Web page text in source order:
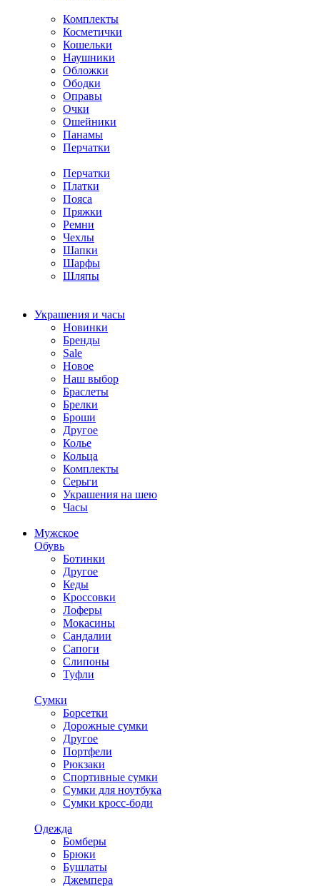
Комплекты
Косметички
Кошельки
Наушники
Обложки
Ободки
Оправы
Очки
Ошейники
Панамы
Перчатки
Перчатки
Платки
Пояса
Пряжки
Ремни
Чехлы
Шапки
Шарфы
Шляпы
Украшения и часы
Новинки
Бренды
Sale
Новое
Наш выбор
Браслеты
Брелки
Броши
Другое
Колье
Кольца
Комплекты
Серьги
Украшения на шею
Часы
Мужское
Обувь
Ботинки
Другое
Кеды
Кроссовки
Лоферы
Мокасины
Сандалии
Сапоги
Слипоны
Туфли
Сумки
Борсетки
Дорожные сумки
Другое
Портфели
Рюкзаки
Спортивные сумки
Сумки для ноутбука
Сумки кросс-боди
Одежда
Бомберы
Брюки
Бушлаты
Джемпера